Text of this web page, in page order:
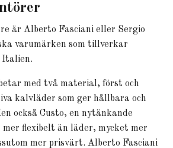
är Alberto Fasciani eller Sergio
varumärken som tillverkar
Italien.
med två material, först och
kalvläder som ger hållbara och
också Custo, en nytänkande
flexibelt än läder, mycket mer
mer prisvärt. Alberto Fasciani